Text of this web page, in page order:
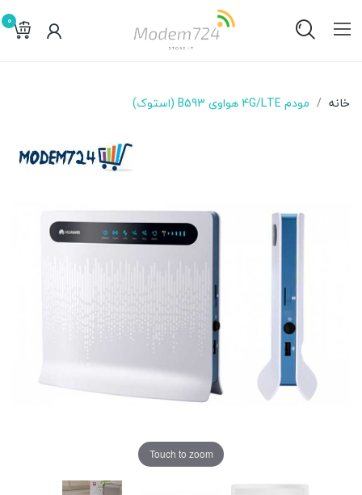
0
خانه مودم 4G/LTE هواوی B593 (استوک)
Touch to zoom